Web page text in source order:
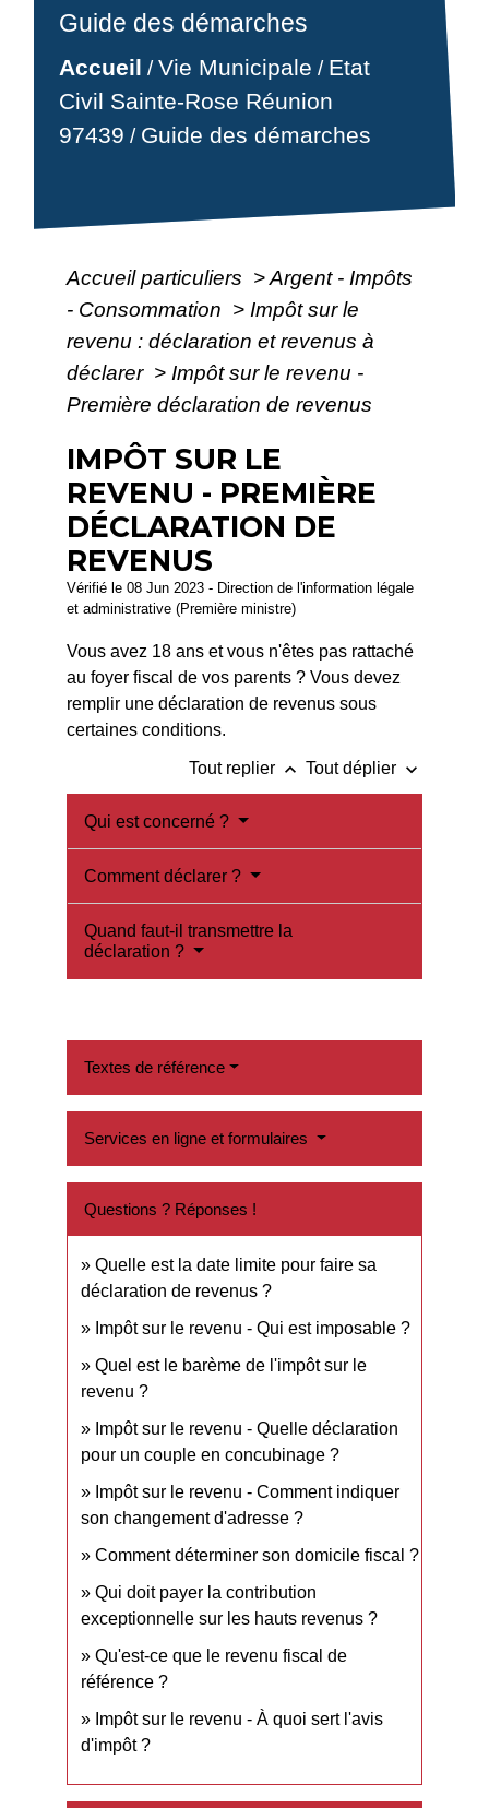
Guide des démarches
Accueil /Vie Municipale / Etat
Civil Sainte-Rose Réunion
97439 / Guide des démarches
Accueil particuliers >Argent - Impôts
- Consommation > Impôt sur le
revenu : déclaration et revenus à
déclarer > Impôt sur le revenu -
Première déclaration de revenus
IMPÔT SUR LE
REVENU - PREMIÈRE
DÉCLARATION DE
REVENUS
Vérifié le 08 Jun 2023 - Direction de l'information légale
et administrative (Première ministre)
Vous avez 18 ans et vous n'êtes pas rattaché
au foyer fiscal de vos parents ? Vous devez
remplir une déclaration de revenus sous
certaines conditions.
Tout replier keyboard_arrow_up Tout déplier keyboard_arrow_down
Qui est concerné ?
Comment déclarer ?
Quand faut-il transmettre la
déclaration ?
Textes de référence
Services en ligne et formulaires
Questions ? Réponses !
Quelle est la date limite pour faire sa
déclaration de revenus ?
Impôt sur le revenu - Qui est imposable ?
Quel est le barème de l'impôt sur le
revenu ?
Impôt sur le revenu - Quelle déclaration
pour un couple en concubinage ?
Impôt sur le revenu - Comment indiquer
son changement d'adresse ?
Comment déterminer son domicile fiscal ?
Qui doit payer la contribution
exceptionnelle sur les hauts revenus ?
Qu'est-ce que le revenu fiscal de
référence ?
Impôt sur le revenu - À quoi sert l'avis
d'impôt ?